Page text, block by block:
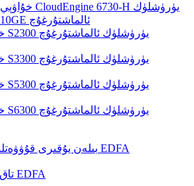
خۇاۋېي CloudEngine 6730-H يۈرۈشلۈك
10GE ئالماشتۇرغۇچ
خۇاۋېي S2300 يۈرۈشلۈك ئالماشتۇرغۇچ
خۇاۋېي S3300 يۈرۈشلۈك ئالماشتۇرغۇچ
خۇاۋېي S5300 يۈرۈشلۈك ئالماشتۇرغۇچ
خۇاۋېي S6300 يۈرۈشلۈك ئالماشتۇرغۇچ
RF بىلەن يۇقىرى قۇۋۋەتلىك EDFA
تاق پورت EDFA